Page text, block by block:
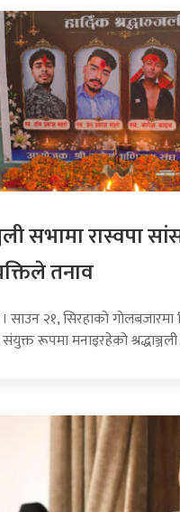
सभामा रास्वपा
तनाव
साउन २१, सिरहाको गोलबजारमा
रूपमा मनाइरहेको